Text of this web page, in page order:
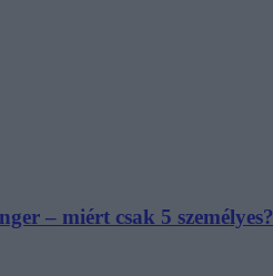
– miért csak 5 személyes?